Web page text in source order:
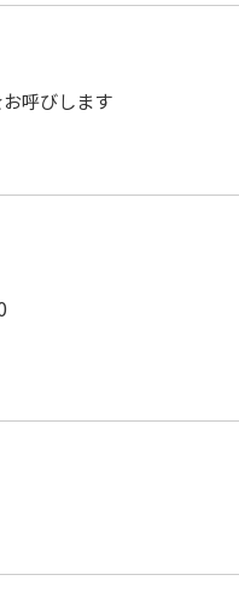
呼びします